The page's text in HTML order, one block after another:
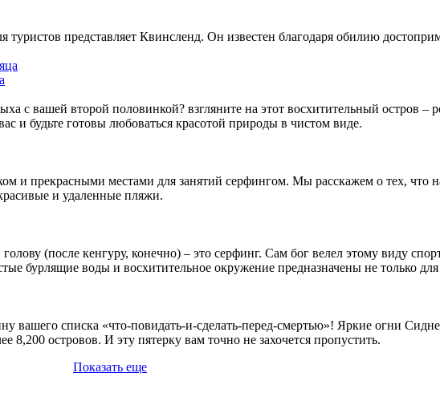
представляет Квинсленд. Он известен благодаря обилию
с вашей второй половинкой? взгляните на этот восхитительный остров –
и будьте готовы любоваться красотой природы в чистом виде.
и прекрасными местами для занятий серфингом. Мы расскажем о тех, что
и удаленные пляжи.
(после кенгуру, конечно) – это серфинг. Сам бог велел этому виду
бурлящие воды и восхитительное окружение предназначены не только для
вашего списка «что-повидать-и-сделать-перед-смертью»! Яркие огни
8,200 островов. И эту пятерку вам точно не захочется пропустить.
Показать еще